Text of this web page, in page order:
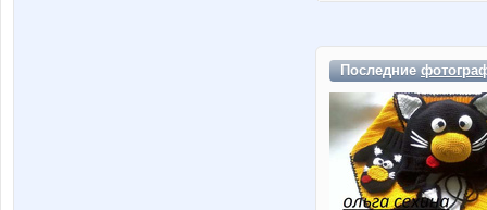
Последние